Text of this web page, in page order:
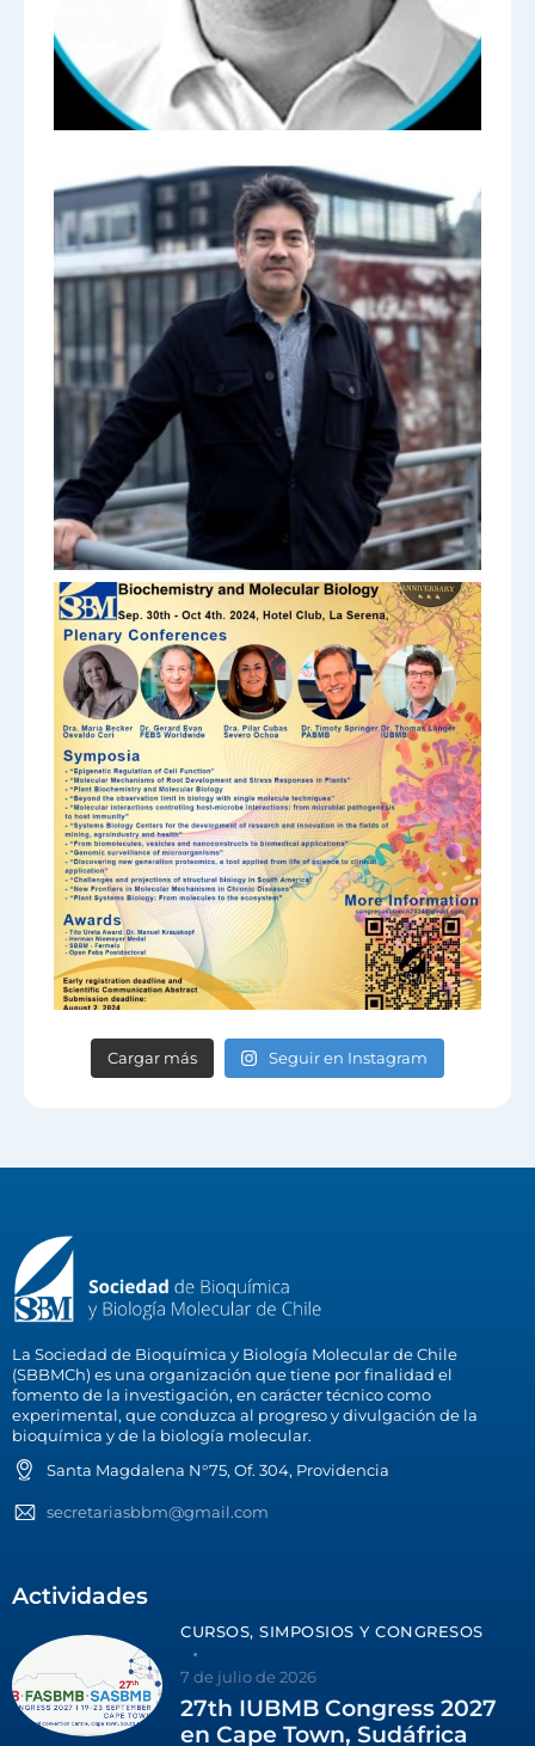
Cargar más Seguir en Instagram
La Sociedad de Bioquímica y Biología Molecular de Chile
(SBBMCh) es una organización que tiene por finalidad el
fomento de la investigación, en carácter técnico como
experimental, que conduzca al progreso y divulgación de la
bioquímica y de la biología molecular.
Santa Magdalena N°75, Of. 304, Providencia
secretariasbbm@gmail.com
Actividades
CURSOS, SIMPOSIOS Y CONGRESOS
7 de julio de 2026
27th IUBMB Congress 2027
en Cape Town, Sudáfrica